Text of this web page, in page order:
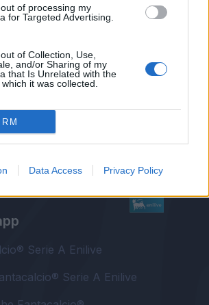
of processing my
for Targeted Advertising.
of Collection, Use,
and/or Sharing of my
that Is Unrelated with the
it was collected.
Data Access Privacy Policy
sicuramente".
Fantacalcio.it
Serie A Enilive
Serie A Enilive